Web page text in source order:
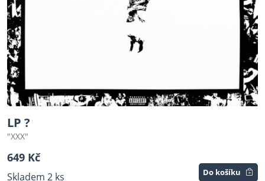
LP ?
"XXX"
649 Kč
Skladem 2 ks Do košíku